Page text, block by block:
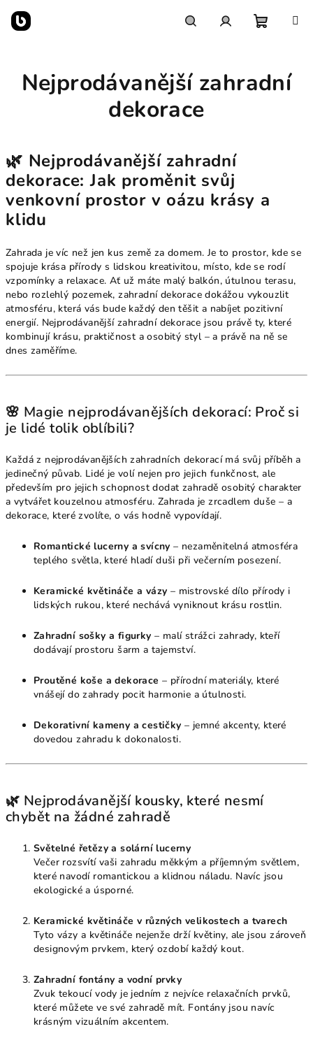
obsah
košík
Nejprodávanější zahradní
dekorace
🌿 Nejprodávanější zahradní
dekorace: Jak proměnit svůj
venkovní prostor v oázu krásy a
klidu
Zahrada je víc než jen kus země za domem. Je to prostor, kde se
spojuje krása přírody s lidskou kreativitou, místo, kde se rodí
vzpomínky a relaxace. Ať už máte malý balkón, útulnou terasu,
nebo rozlehlý pozemek, zahradní dekorace dokážou vykouzlit
atmosféru, která vás bude každý den těšit a nabíjet pozitivní
energií. Nejprodávanější zahradní dekorace jsou právě ty, které
kombinují krásu, praktičnost a osobitý styl – a právě na ně se
dnes zaměříme.
🌸 Magie nejprodávanějších dekorací: Proč si
je lidé tolik oblíbili?
Každá z nejprodávanějších zahradních dekorací má svůj příběh a
jedinečný půvab. Lidé je volí nejen pro jejich funkčnost, ale
především pro jejich schopnost dodat zahradě osobitý charakter
a vytvářet kouzelnou atmosféru. Zahrada je zrcadlem duše – a
dekorace, které zvolíte, o vás hodně vypovídají.
Romantické lucerny a svícny – nezaměnitelná atmosféra
teplého světla, které hladí duši při večerním posezení.
Keramické květináče a vázy – mistrovské dílo přírody i
lidských rukou, které nechává vyniknout krásu rostlin.
Zahradní sošky a figurky – malí strážci zahrady, kteří
dodávají prostoru šarm a tajemství.
Proutěné koše a dekorace – přírodní materiály, které
vnášejí do zahrady pocit harmonie a útulnosti.
Dekorativní kameny a cestičky – jemné akcenty, které
dovedou zahradu k dokonalosti.
🌿 Nejprodávanější kousky, které nesmí
chybět na žádné zahradě
Světelné řetězy a solární lucerny
Večer rozsvítí vaši zahradu měkkým a příjemným světlem,
které navodí romantickou a klidnou náladu. Navíc jsou
ekologické a úsporné.
Keramické květináče v různých velikostech a tvarech
Tyto vázy a květináče nejenže drží květiny, ale jsou zároveň
designovým prvkem, který ozdobí každý kout.
Zahradní fontány a vodní prvky
Zvuk tekoucí vody je jedním z nejvíce relaxačních prvků,
které můžete ve své zahradě mít. Fontány jsou navíc
krásným vizuálním akcentem.